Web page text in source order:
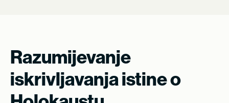
Razumijevanje
iskrivljavanja istine o